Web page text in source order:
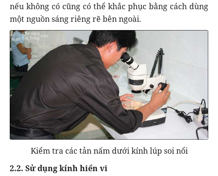
nếu không có cũng có thể khắc phục bằng cách dùng
một nguồn sáng riêng rẽ bên ngoài.
Kiểm tra các tản nấm dưới kính lúp soi nổi
2.2. Sử dụng kính hiển vi